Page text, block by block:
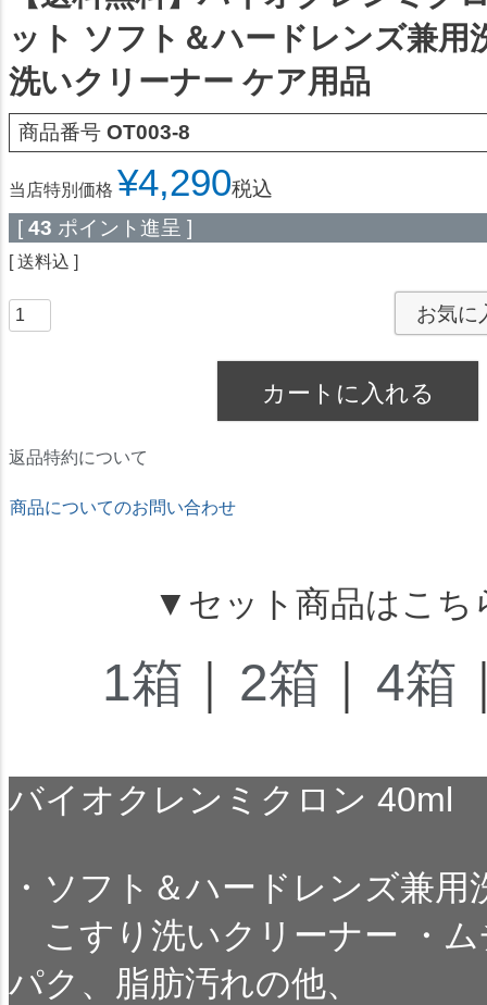
ット ソフト＆ハードレンズ兼用
洗いクリーナー ケア用品
商品番号 OT003-8
当店特別価格 ¥4,290税込
[ 43 ポイント進呈 ]
送料込
お気に
カートに入れる
返品特約について
商品についてのお問い合わせ
▼セット商品はこ
1箱 2箱 4箱
バイオクレンミクロン 40ml
・ソフト＆ハードレンズ兼用
こすり洗いクリーナー ・ム
パク、脂肪汚れの他、